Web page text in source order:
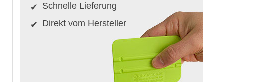
Schnelle Lieferung
Direkt vom Hersteller